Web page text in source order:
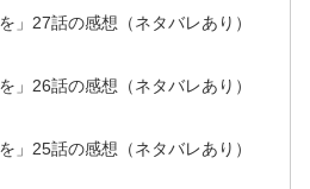
」27話の感想（ネタバレあり）
」26話の感想（ネタバレあり）
」25話の感想（ネタバレあり）